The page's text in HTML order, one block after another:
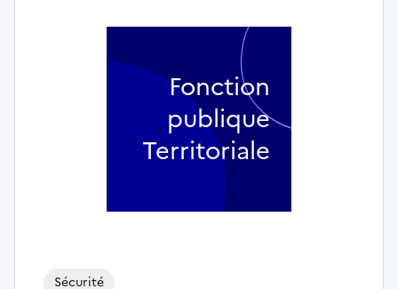
Sécurité
Fonction
publique
Territoriale